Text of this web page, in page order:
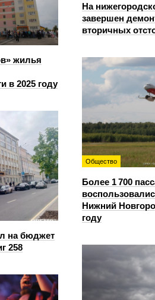
На
завершен
вторичных
жилья
в 2025 году
Общество
Более 1 700
Нижний
году
на бюджет
258